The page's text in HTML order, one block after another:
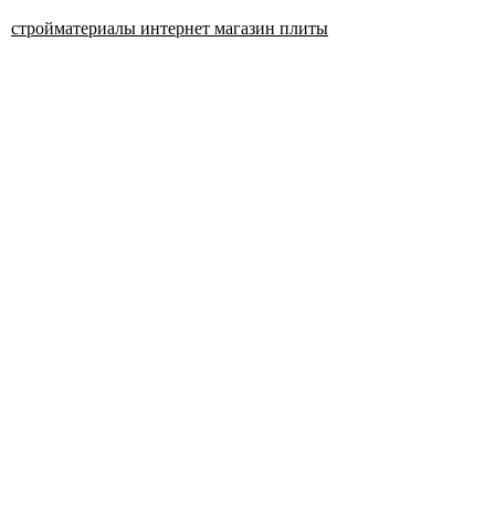
стройматериалы интернет магазин плиты